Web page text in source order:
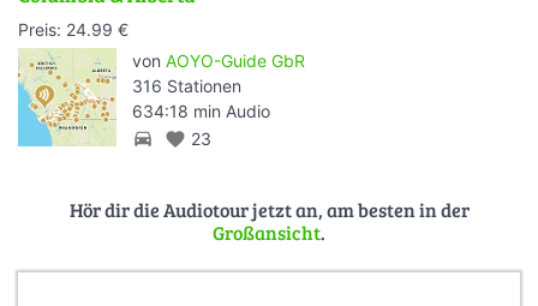
Preis: 24.99 €
von AOYO-Guide GbR
316 Stationen
634:18 min Audio
directions_car favorite 23
Hör dir die Audiotour jetzt an, am besten in der
Großansicht.